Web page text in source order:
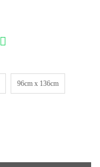
96cm x 136cm